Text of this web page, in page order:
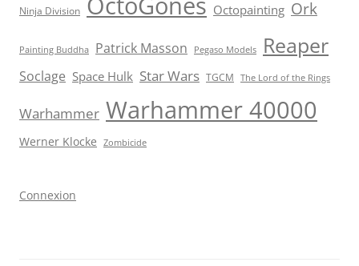
Ninja Division Octopainting Ork
Painting Buddha Patrick Masson Pegaso Models Reaper
Soclage Space Hulk Star Wars TGCM The Lord of the Rings
Warhammer Warhammer 40000
Werner Klocke Zombicide
Connexion